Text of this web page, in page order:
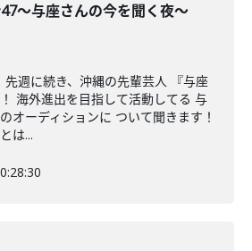
〜与座さんの今を聞く夜〜
週に続き、沖縄の先輩芸人 『与座
海外進出を目指して活動してる 与
オーディションに ついて聞きます！
は...